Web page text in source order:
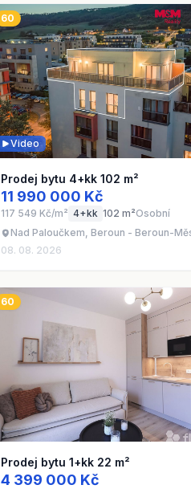
60
Video
Prodej bytu 4+kk 102 m²
11 990 000 Kč
117 549 Kč/m² 4+kk 102 m²Osobní
Nad Paloučkem, Beroun - Beroun-
08. 08. 2026
60
Prodej bytu 1+kk 22 m²
4 399 000 Kč